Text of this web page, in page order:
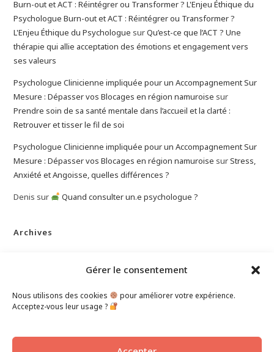
Gérer le consentement
Nous utilisons des cookies
pour améliorer votre expérience.
Acceptez-vous leur usage ?
Burn-out et ACT : Réintégrer ou Transformer ? L'Enjeu Éthique du
Psychologue Burn-out et ACT : Réintégrer ou Transformer ?
L'Enjeu Éthique du Psychologue surQu’est-ce que l’ACT ? Une
thérapie qui allie acceptation des émotions et engagement vers
ses valeurs
Psychologue Clinicienne impliquée pour un Accompagnement Sur
Mesure : Dépasser vos Blocages en région namuroise sur
Prendre soin de sa santé mentale dans l’accueil et la clarté :
Retrouver et tisser le fil de soi
Psychologue Clinicienne impliquée pour un Accompagnement Sur
Mesure : Dépasser vos Blocages en région namuroise surStress,
Anxiété et Angoisse, quelles différences ?
Denis sur Quand consulter un.e psychologue ?
Archives
novembre 2025
octobre 2025